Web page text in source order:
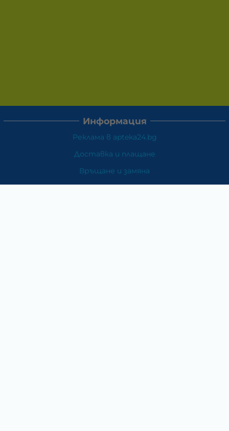
Информация
Реклама в apteka24.bg
Доставка и плащане
Връщане и замяна
Общи условия за ползване